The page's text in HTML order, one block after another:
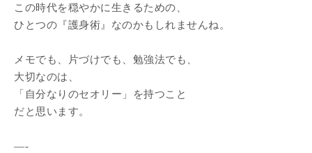
この時代を穏やかに生きるための、
ひとつの『護身術』なのかもしれませんね。
メモでも、片づけでも、勉強法でも、
大切なのは、
「自分なりのセオリー」を持つこと
だと思います。
—-